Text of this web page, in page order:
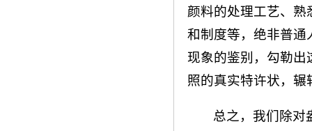
颜料的处理工艺、
和制度等，绝非普
现象的鉴别，勾勒出
照的真实特许状，辗
总之，我们除